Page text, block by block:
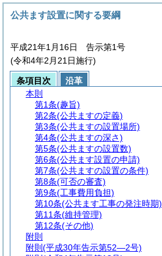
公共ます設置に関する要綱
平成21年1月16日 告示第1号
(令和4年2月21日施行)
条項目次
沿革
本則
第1条(趣旨)
第2条(公共ますの定義)
第3条(公共ますの設置場所)
第4条(公共ますの深さ)
第5条(公共ますの設置数)
第6条(公共ます設置の申請)
第7条(公共ますの設置の条件)
第8条(可否の審査)
第9条(工事費用負担)
第10条(公共ます工事の発注時期)
第11条(維持管理)
第12条(その他)
附則
附則 (平成30年告示第52―2号)